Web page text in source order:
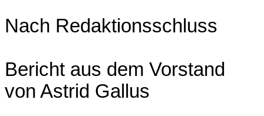
Nach Redaktionsschluss
Bericht aus dem Vorstand
von Astrid Gallus